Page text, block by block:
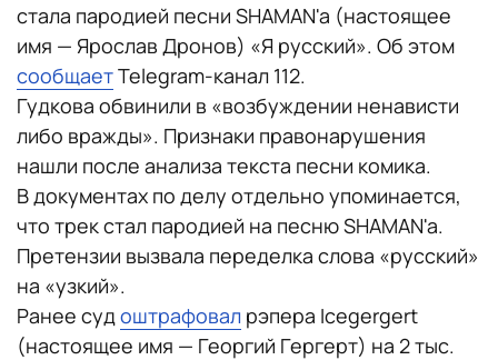
стала пародией песни SHAMAN'a (настоящее
имя — Ярослав Дронов) «Я русский». Об этом
сообщаетTelegram-канал 112.
Гудкова обвинили в «возбуждении ненависти
либо вражды». Признаки правонарушения
нашли после анализа текста песни комика.
В документах по делу отдельно упоминается,
что трек стал пародией на песню SHAMAN'a.
Претензии вызвала переделка слова «русский»
на «узкий».
Ранее судоштрафовал рэпера Icegergert
(настоящее имя — Георгий Гергерт) на 2 тыс.